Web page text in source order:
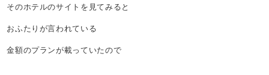
そのホテルのサイトを見てみると
おふたりが言われている
金額のプランが載っていたので